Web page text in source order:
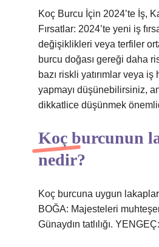
Koç Burcu İçin 2024’te İş,
Fırsatlar: 2024’te yeni iş
değişiklikleri veya terfiler
burcu doğası gereği daha
bazı riskli yatırımlar veya iş
yapmayı düşünebilirsiniz,
dikkatlice düşünmek
Koç burcunun
nedir?
Koç burcuna uygun
BOĞA: Majesteleri
Günaydın tatlılığı.